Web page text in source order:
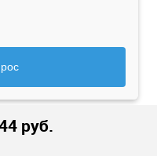
руб.